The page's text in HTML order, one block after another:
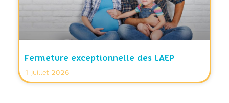
Fermeture exceptionnelle des LAEP
1 juillet 2026